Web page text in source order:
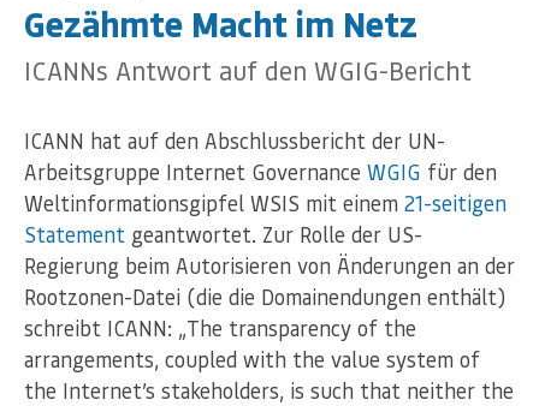
Gezähmte Macht im Netz
ICANNs Antwort auf den WGIG-Bericht
ICANN hat auf den Abschlussbericht der UN-
Arbeitsgruppe Internet Governance WGIG für den
Weltinformationsgipfel WSIS mit einem 21-seitigen
Statement geantwortet. Zur Rolle der US-
Regierung beim Autorisieren von Änderungen an der
Rootzonen-Datei (die die Domainendungen enthält)
schreibt ICANN: „The transparency of the
arrangements, coupled with the value system of
the Internet’s stakeholders, is such that neither the